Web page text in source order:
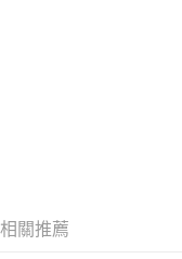
相關推薦